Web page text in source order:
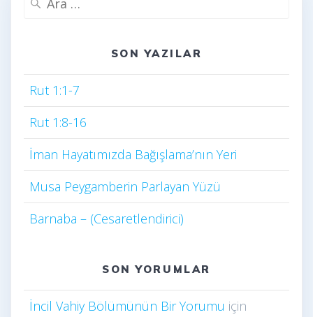
SON YAZILAR
Rut 1:1-7
Rut 1:8-16
İman Hayatımızda Bağışlama’nın Yeri
Musa Peygamberin Parlayan Yüzü
Barnaba – (Cesaretlendirici)
SON YORUMLAR
İncil Vahiy Bölümünün Bir Yorumu için